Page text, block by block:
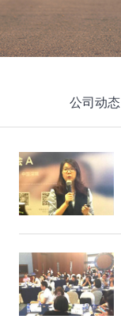
公司动态